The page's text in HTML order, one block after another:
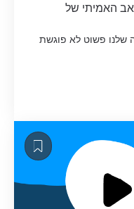
את הכאב האמיתי של
שלנו פשוט לא פוגשת